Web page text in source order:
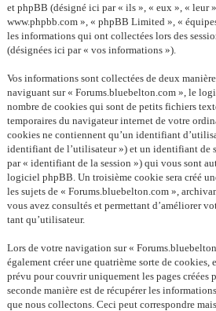
et phpBB (désigné ici par « ils », « eux », « leur
www.phpbb.com », « phpBB Limited », «
les informations qui ont collectées lors des
(désignées ici par « vos informations »).
Vos informations sont collectées de deux
naviguant sur « Forums.bluebelton.com », le
nombre de cookies qui sont de petits fichiers
temporaires du navigateur internet de votre
cookies ne contiennent qu’un identifiant
identifiant de l’utilisateur ») et un identifiant de
par « identifiant de la session ») qui vous sont
logiciel phpBB. Un troisième cookie sera créé
les sujets de « Forums.bluebelton.com »,
vous avez consultés et permettant d’améliorer
tant qu’utilisateur.
Lors de votre navigation sur «
également créer une quatrième sorte de cookies,
prévu pour couvrir uniquement les pages
seconde manière est de récupérer les
que nous collectons. Ceci peut correspondre